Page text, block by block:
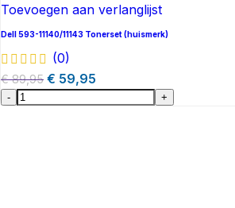
Toevoegen aan verlanglijst
Dell 593-11140/11143 Tonerset (huismerk)
(0)
€89,95 € 59,95
- +